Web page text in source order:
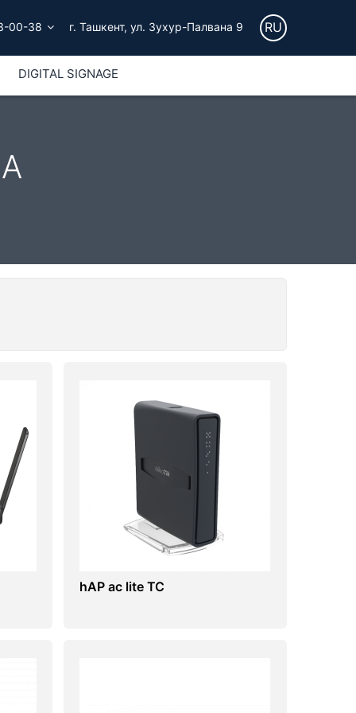
00-38 г. Ташкент, ул. Зухур-Палвана 9 RU
DIGITAL SIGNAGE
hAP ac lite TC